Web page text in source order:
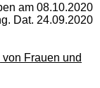
am 08.10.2020
Dat. 24.09.2020
Frauen und